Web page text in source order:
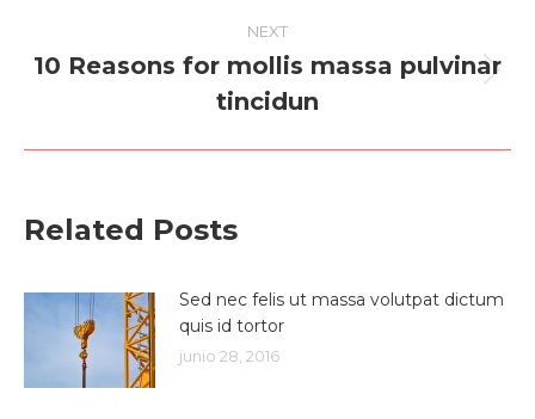
NEXT
Next
post:
10 Reasons for mollis massa pulvinar
tincidun
Related Posts
Sed nec felis ut massa volutpat dictum
quis id tortor
junio 28, 2016